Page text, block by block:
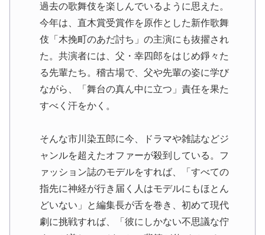
過去の歌舞伎を楽しんでいるように思えた。
今年は、直木賞受賞作を原作とした新作歌舞
伎「木挽町のあだ討ち」の主演にも抜擢され
た。共演者には、父・幸四郎をはじめ錚々た
る先輩たち。稽古場で、父や先輩の姿に学び
ながら、「舞台の真ん中に立つ」責任を果た
すべく汗をかく。
そんな市川染五郎に今、ドラマや雑誌などジ
ャンルを超えたオファーが殺到している。フ
ァッション誌のモデルをすれば、「すべての
指先に神経が行き届く人はモデルにもほとん
どいない」と編集長が舌を巻き、初めて現代
劇に挑戦すれば、「彼にしかない不思議な佇